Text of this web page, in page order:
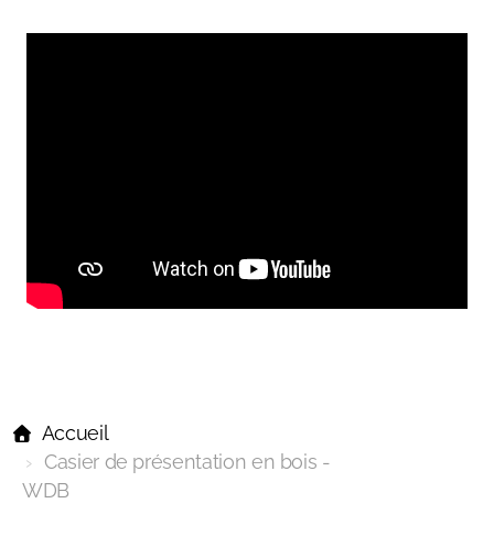
Accueil
Casier de présentation en bois -
WDB